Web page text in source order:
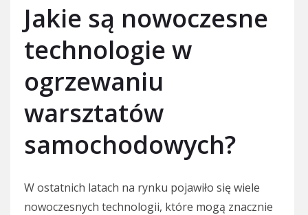
Jakie są nowoczesne
technologie w
ogrzewaniu
warsztatów
samochodowych?
W ostatnich latach na rynku pojawiło się wiele
nowoczesnych technologii, które mogą znacznie